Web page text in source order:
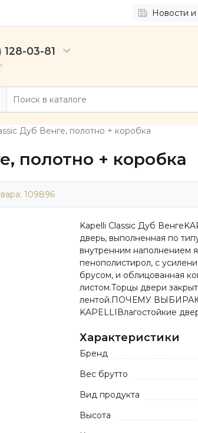
Новости и
128-03-81
Дуб Венге, полотно + коробка
полотно + коробка
109896
Kapelli Classic Дуб
дверь, выполненная по
внутренним наполнением
пенополистирол, с
брусом, и облицованная
листом.Торцы двери
лентой.ПОЧЕМУ
KAPELLIВлагостойкие
Характеристики
Бренд
Вес брутто
Вид продукта
Высота